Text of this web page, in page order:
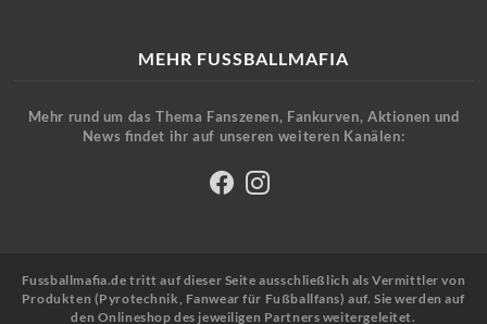
MEHR FUSSBALLMAFIA
Mehr rund um das Thema Fanszenen, Fankurven, Aktionen und
News findet ihr auf unseren weiteren Kanälen:
Fussballmafia.de tritt auf dieser Seite ausschließlich als Vermittler von
Produkten (Pyrotechnik, Fanwear für Fußballfans) auf. Sie werden auf
den Onlineshop des jeweiligen Partners weitergeleitet.